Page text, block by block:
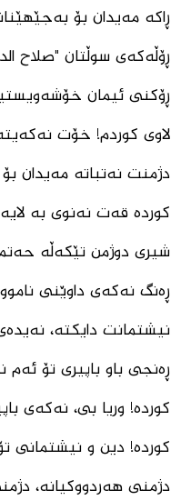
ڕاکە مەیدان بۆ
ڕۆڵەکەی سوڵتان "صلاح
ڕۆکنی ئیمان
لاوی کوردم! خۆت
دژمنت نەتباتە مەیدان
کوردە قەت نەنوی بە
شیری دوژمن تێکەڵە
ڕەنگ نەکەی داوێنی
نیشتمانت دایکتە،
ڕەنجی باو باپیری تۆ ئەم
کوردە! وریا بی، نەکەی
کوردە! دین و نیشتمانی
دژمنی هەردووکیانە،